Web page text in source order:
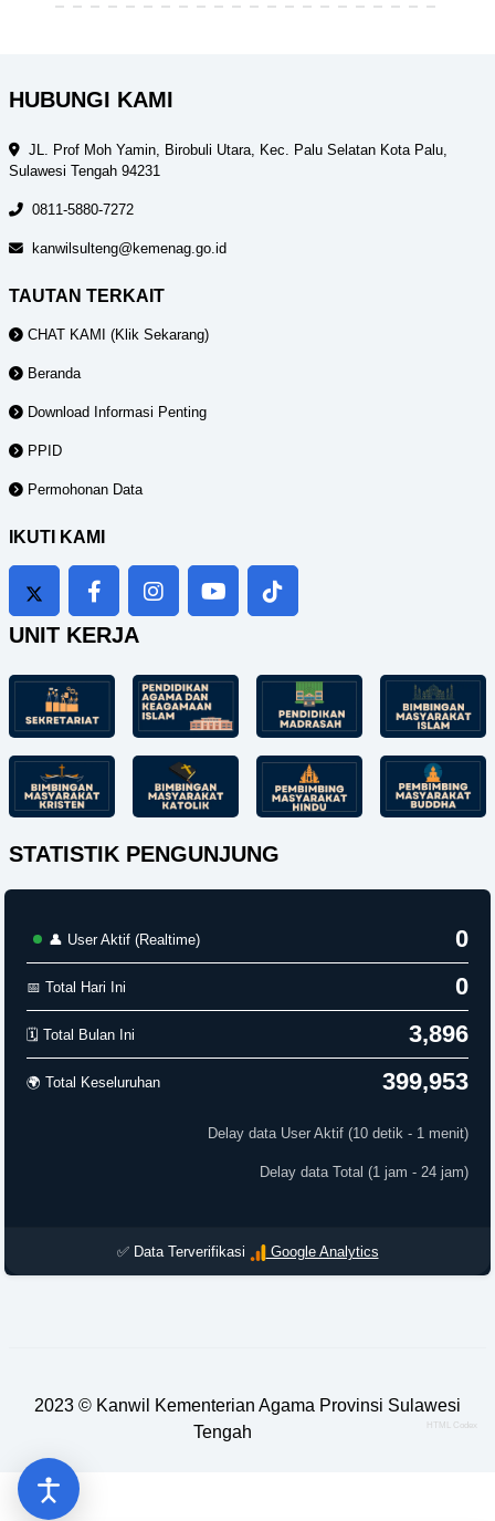
HUBUNGI KAMI
JL. Prof Moh Yamin, Birobuli Utara, Kec. Palu Selatan Kota Palu,
Sulawesi Tengah 94231
0811-5880-7272
kanwilsulteng@kemenag.go.id
TAUTAN TERKAIT
CHAT KAMI (Klik Sekarang)
Beranda
Download Informasi Penting
PPID
Permohonan Data
IKUTI KAMI
UNIT KERJA
STATISTIK PENGUNJUNG
👤 User Aktif (Realtime) 0
📅 Total Hari Ini 0
🗓️ Total Bulan Ini 3,896
🌍 Total Keseluruhan 399,953
Delay data User Aktif (10 detik - 1 menit)
Delay data Total (1 jam - 24 jam)
✅ Data Terverifikasi Google Analytics
2023 © Kanwil Kementerian Agama Provinsi Sulawesi
Tengah
HTML Codex